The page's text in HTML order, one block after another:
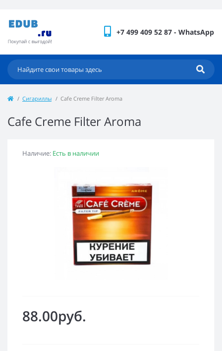
+7 499 409 52 87 - WhatsApp
Сигариллы Cafe Creme Filter Aroma
Cafe Creme Filter Aroma
Наличие: Есть в наличии
88.00руб.